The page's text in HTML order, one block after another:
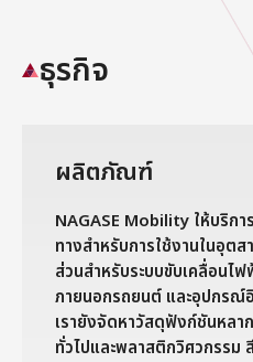
ธุรกิจ
ผลิตภัณฑ์
NAGASE Mobility ให้บริก
ทางสำหรับการใช้งานในอุต
ส่วนสำหรับระบบขับเคลื่อนไ
ภายนอกรถยนต์ และอุปกรณ์
เรายังจัดหาวัสดุฟังก์ชันหลา
ทั่วไปและพลาสติกวิศวกรรม